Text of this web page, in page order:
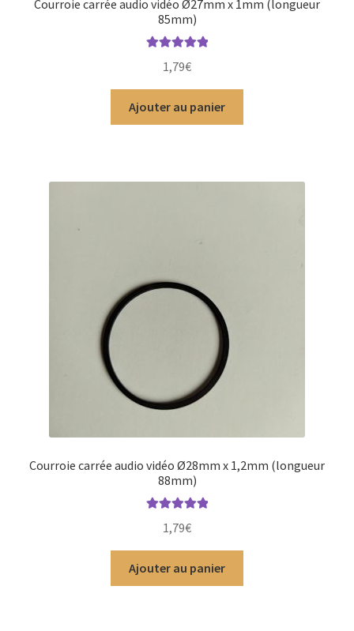
Courroie carrée audio vidéo Ø27mm x 1mm (longueur
85mm)
1,79€
Ajouter au panier
Courroie carrée audio vidéo Ø28mm x 1,2mm (longueur
88mm)
1,79€
Ajouter au panier